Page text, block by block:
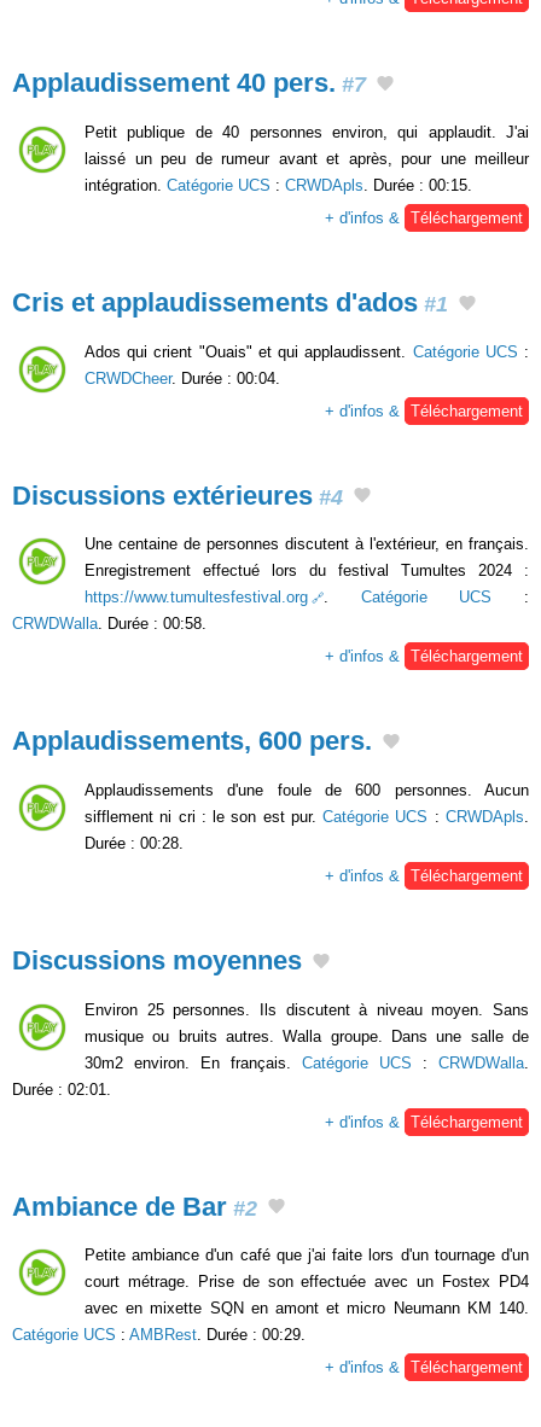
Applaudissement 40 pers. #7
Petit publique de 40 personnes environ, qui applaudit. J'ai
laissé un peu de rumeur avant et après, pour une meilleur
intégration. Catégorie UCS : CRWDApls . Durée : 00:15.
+ d'infos &
Téléchargement
Cris et applaudissements d'ados #1
Ados qui crient "Ouais" et qui applaudissent. Catégorie UCS :
CRWDCheer. Durée : 00:04.
+ d'infos &
Téléchargement
Discussions extérieures #4
Une centaine de personnes discutent à l'extérieur, en français.
Enregistrement effectué lors du festival Tumultes 2024 :
https://www.tumultesfestival.org
. Catégorie UCS :
CRWDWalla. Durée : 00:58.
+ d'infos & Téléchargement
Applaudissements, 600 pers.
Applaudissements d'une foule de 600 personnes. Aucun
sifflement ni cri : le son est pur.Catégorie UCS :CRWDApls
Durée : 00:28.
+ d'infos &
Téléchargement
Discussions moyennes
Environ 25 personnes. Ils discutent à niveau moyen. Sans
musique ou bruits autres. Walla groupe. Dans une salle de
30m2 environ. En français. Catégorie UCS : CRWDWalla
Durée : 02:01.
+ d'infos &
Téléchargement
Ambiance de Bar #2
Petite ambiance d'un café que j'ai faite lors d'un tournage d'un
court métrage. Prise de son effectuée avec un Fostex PD4
avec en mixette SQN en amont et micro Neumann KM 140.
Catégorie UCS : AMBRest. Durée : 00:29.
+ d'infos & Téléchargement